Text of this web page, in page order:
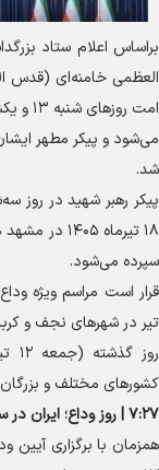
اعلام ستاد
خامنه‌ای (قدس
۱۸ تیرماه
می‌شود.
در شهر‌های نجف و کربلا
روز
مختلف و بزرگان
در سوگ رهبر شهید
با برگزاری آیین